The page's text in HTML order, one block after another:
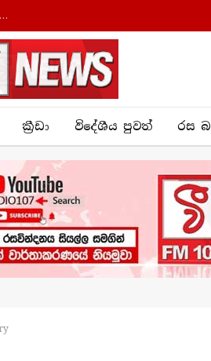
ආණ්ඩුක්‍රම ව්‍යවස්ථාව සහ අධිකරණ සංවිධාන පනත සංශෝධනය කිරීමට කැබිනට් අනුමැතිය
ක්‍රී​ඩා විදේශීය පුවත් රස